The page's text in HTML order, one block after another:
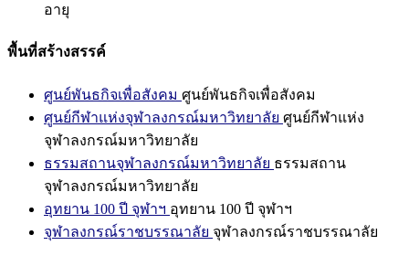
อายุ
พื้นที่สร้างสรรค์
ศูนย์พันธกิจเพื่อสังคม ศูนย์พันธกิจเพื่อสังคม
ศูนย์กีฬาแห่งจุฬาลงกรณ์มหาวิทยาลัย ศูนย์กีฬาแห่ง
จุฬาลงกรณ์มหาวิทยาลัย
ธรรมสถานจุฬาลงกรณ์มหาวิทยาลัย ธรรมสถาน
จุฬาลงกรณ์มหาวิทยาลัย
อุทยาน 100 ปี จุฬาฯ อุทยาน 100 ปี จุฬาฯ
จุฬาลงกรณ์ราชบรรณาลัย จุฬาลงกรณ์ราชบรรณาลัย